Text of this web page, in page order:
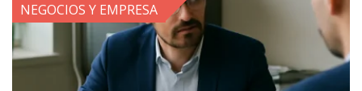
NEGOCIOS Y EMPRESA